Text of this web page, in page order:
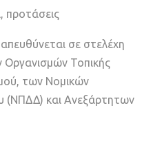
προτάσεις
σε στελέχη
Οργανισμών Τοπικής
των Νομικών
(ΝΠΔΔ) και Ανεξάρτητων